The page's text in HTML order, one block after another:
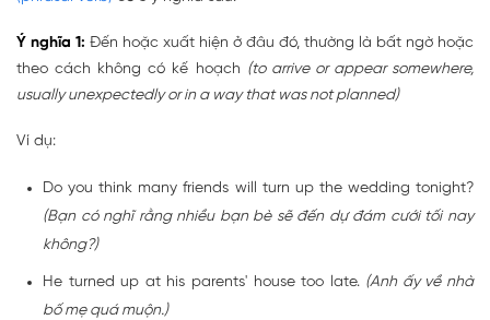
Ý nghĩa 1: Đến hoặc xuất hiện ở đâu đó, thường là bất ngờ hoặc
theo cách không có kế hoạch (to arrive or appear somewhere,
usually unexpectedly or in a way that was not planned)
Ví dụ:
Do you think many friends will turn up the wedding tonight?
(Bạn có nghĩ rằng nhiều bạn bè sẽ đến dự đám cưới tối nay
không?)
He turned up at his parents' house too late. (Anh ấy về nhà
bố mẹ quá muộn.)